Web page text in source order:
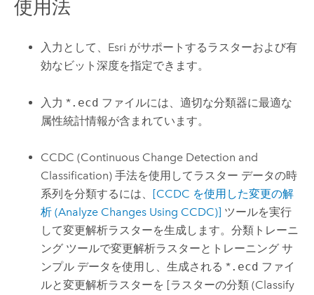
使用法
入力として、Esri がサポートするラスターおよび有
効なビット深度を指定できます。
入力 *.ecd ファイルには、適切な分類器に最適な
属性統計情報が含まれています。
CCDC (Continuous Change Detection and
Classification) 手法を使用してラスター データの時
系列を分類するには、 [CCDC を使用した変更の解
析 (Analyze Changes Using CCDC)] ツールを実行
して変更解析ラスターを生成します。分類トレーニ
ング ツールで変更解析ラスターとトレーニング サ
ンプル データを使用し、生成される *.ecd ファイ
ルと変更解析ラスターを [ラスターの分類 (Classify